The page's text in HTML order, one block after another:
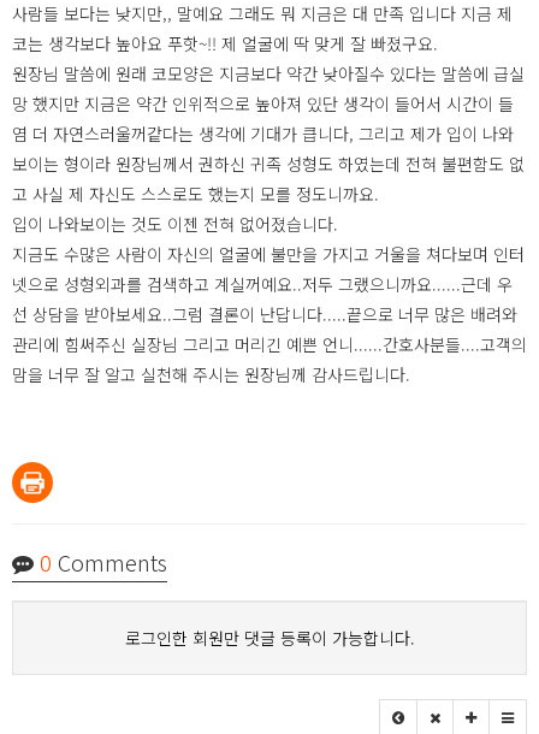
사람들 보다는 낮지만,, 말예요 그래도 뭐 지금은 대 만족 입니다 지금 제
코는 생각보다 높아요 푸핫~!! 제 얼굴에 딱 맞게 잘 빠졌구요.
원장님 말씀에 원래 코모양은 지금보다 약간 낮아질수 있다는 말씀에 급실
망 했지만 지금은 약간 인위적으로 높아져 있단 생각이 들어서 시간이 들
염 더 자연스러울꺼같다는 생각에 기대가 큽니다, 그리고 제가 입이 나와
보이는 형이라 원장님께서 권하신 귀족 성형도 하였는데 전혀 불편함도 없
고 사실 제 자신도 스스로도 했는지 모를 정도니까요.
입이 나와보이는 것도 이젠 전혀 없어졌습니다.
지금도 수많은 사람이 자신의 얼굴에 불만을 가지고 거울을 쳐다보며 인터
넷으로 성형외과를 검색하고 계실꺼예요..저두 그랬으니까요......근데 우
선 상담을 받아보세요..그럼 결론이 난답니다.....끝으로 너무 많은 배려와
관리에 힘써주신 실장님 그리고 머리긴 예쁜 언니......간호사분들....고객의
맘을 너무 잘 알고 실천해 주시는 원장님께 감사드립니다.
0 Comments
로그인한 회원만 댓글 등록이 가능합니다.